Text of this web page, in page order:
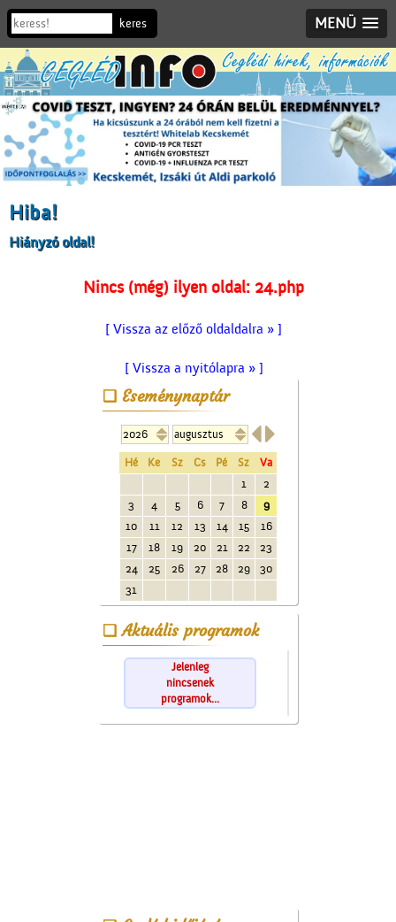
MENÜ
Hiba!
Hiányzó oldal!
Nincs (még) ilyen oldal: 24.php
[ Vissza az előző oldaldalra » ]
[ Vissza a nyitólapra » ]
Eseménynaptár

Hé Ke Sz Cs Pé Sz
Va
1
2
3
4 5 6 7 8
9
10
11 12 13 14 15
16
17
18 19 20 21 22
23
24
25 26 27 28 29
30
31
Aktuális programok
Jelenleg
nincsenek
programok...